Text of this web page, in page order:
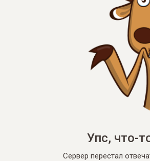
Упс, что-
Сервер перестал